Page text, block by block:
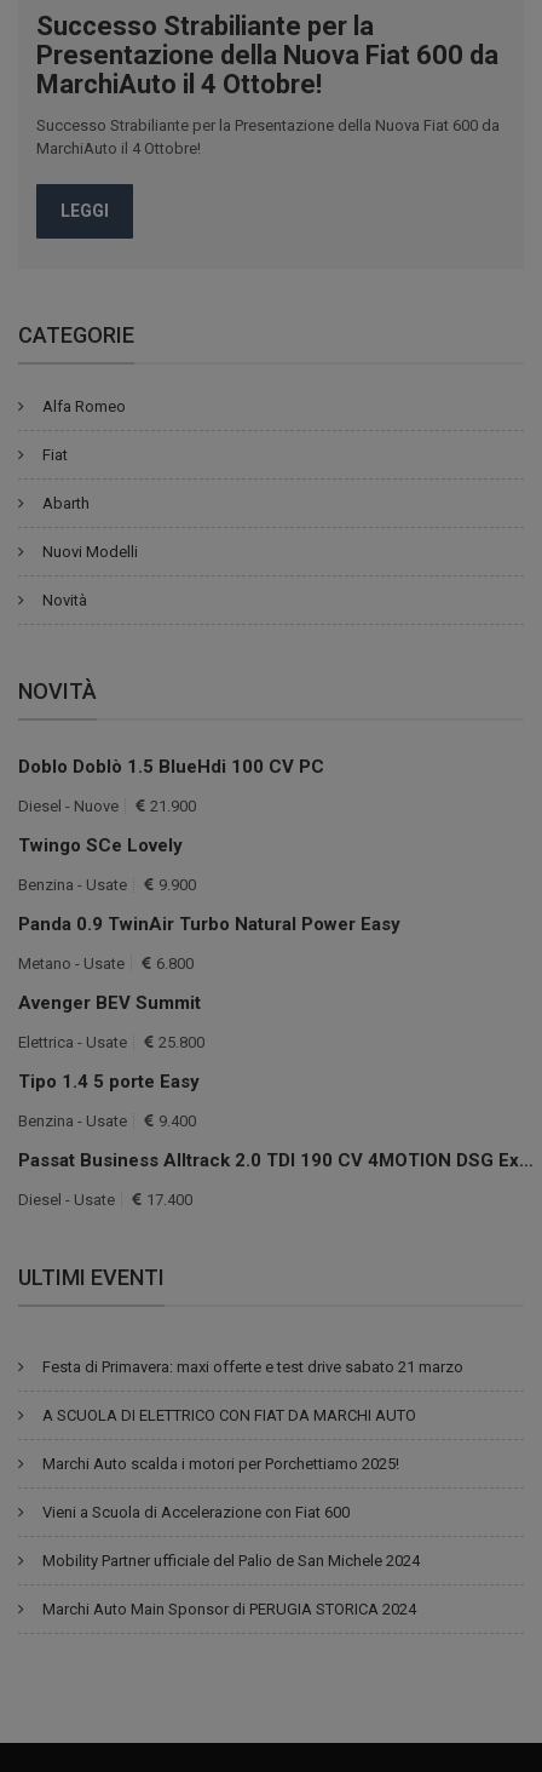
Successo Strabiliante per la
Presentazione della Nuova Fiat 600 da
MarchiAuto il 4 Ottobre!
Successo Strabiliante per la Presentazione della Nuova Fiat 600 da
MarchiAuto il 4 Ottobre!
LEGGI
CATEGORIE
Alfa Romeo
Fiat
Abarth
Nuovi Modelli
Novità
NOVITÀ
Doblo Doblò 1.5 BlueHdi 100 CV PC
Diesel - Nuove 21.900
Twingo SCe Lovely
Benzina - Usate 9.900
Panda 0.9 TwinAir Turbo Natural Power Easy
Metano - Usate 6.800
Avenger BEV Summit
Elettrica - Usate 25.800
Tipo 1.4 5 porte Easy
Benzina - Usate 9.400
Passat Business Alltrack 2.0 TDI 190 CV 4MOTION DSG Exec.
Diesel - Usate 17.400
ULTIMI EVENTI
Festa di Primavera: maxi offerte e test drive sabato 21 marzo
A SCUOLA DI ELETTRICO CON FIAT DA MARCHI AUTO
Marchi Auto scalda i motori per Porchettiamo 2025!
Vieni a Scuola di Accelerazione con Fiat 600
Mobility Partner ufficiale del Palio de San Michele 2024
Marchi Auto Main Sponsor di PERUGIA STORICA 2024